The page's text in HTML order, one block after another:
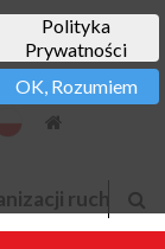
Polityka
Prywatności
OK, Rozumiem